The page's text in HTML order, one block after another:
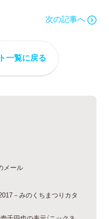
次の記事へ
一覧に戻る
メール
－みのくちまつりカタ